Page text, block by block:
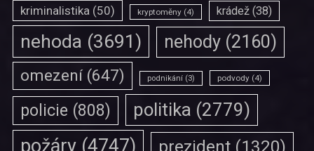
kriminalistika (50) kryptoměny (4) krádež (38)
nehoda (3691) nehody (2160)
omezení (647) podnikání (3) podvody (4)
policie (808) politika (2779)
požáry (4747) prezident (1320)